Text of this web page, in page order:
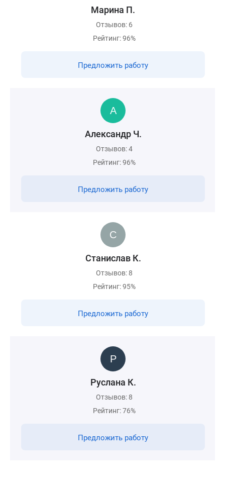
Марина П.
Отзывов: 6
Рейтинг: 96%
Предложить работу
Александр Ч.
Отзывов: 4
Рейтинг: 96%
Предложить работу
Станислав К.
Отзывов: 8
Рейтинг: 95%
Предложить работу
Руслана К.
Отзывов: 8
Рейтинг: 76%
Предложить работу